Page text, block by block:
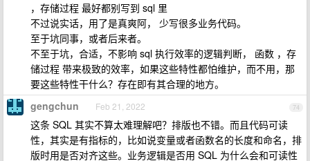
，存储过程 最好都别写到 sql 里
不过说实话，用了是真爽阿， 少写很多业务代码。
至于坑同事，或者后来者。
不至于坑，合适，不影响 sql 执行效率的逻辑判断， 函数 ，存
储过程 带来极致的效率，如果这些特性都怕维护，而不用，那
要这些特性干什么？存在即有其合理的地方。
74
gengchun Feb 21, 2022
这条 SQL 其实不算太难理解吧？排版也不错。而且代码可读
性，其实是有指标的，比如说变量或者函数名的长度和命名，排
版时用是否对齐这些。业务逻辑是否用 SQL 为什么会和可读性